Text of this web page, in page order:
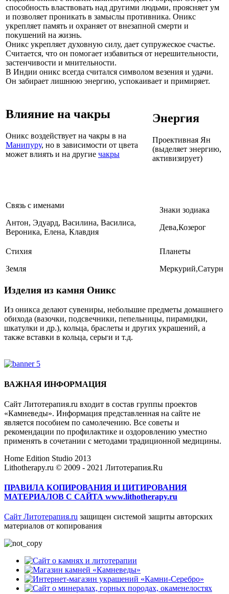
способность властвовать над другими людьми, проясняет ум
и позволяет проникать в замыслы противника. Оникс
укрепляет память и охраняет от внезапной смерти и
покушений на жизнь.
Оникс укрепляет духовную силу, дает супружеское счастье.
Считается, что он помогает избавиться от нерешительности,
застенчивости и мнительности.
В Индии оникс всегда считался символом везения и удачи.
Он забирает лишнюю энергию, успокаивает и примиряет.
Влияние на чакры
Оникс воздействует на чакры в на
Манипуру, но в зависимости от цвета
может влиять и на другие чакры
Энергия
Проективная Ян
(выделяет энергию,
активизирует)
Связь с именами
Антон, Эдуард, Василина, Василиса,
Вероника, Елена, Клавдия
Знаки зодиака
Дева,Козерог
Стихия
Земля
Планеты
Меркурий,Сатурн
Изделия из камня Оникс
Из оникса делают сувениры, небольшие предметы домашнего
обихода (вазочки, подсвечники, пепельницы, пирамидки,
шкатулки и др.), кольца, браслеты и других украшений, а
также вставки в кольца, серьги и т.д.
ВАЖНАЯ ИНФОРМАЦИЯ
Сайт Литотерапия.ru входит в состав группы проектов
«Камневеды». Информация представленная на сайте не
является пособием по самолечению. Все советы и
рекомендации по профилактике и оздоровлению уместно
применять в сочетании с методами традиционной медицины.
Home Edition Studio 2013
Lithotherapy.ru © 2009 - 2021 Литотерапия.Ru
ПРАВИЛА КОПИРОВАНИЯ И ЦИТИРОВАНИЯ
МАТЕРИАЛОВ С САЙТА www.lithotherapy.ru
Сайт Литотерапия.ru защищен системой защиты авторских
материалов от копирования